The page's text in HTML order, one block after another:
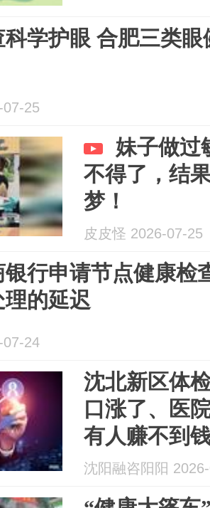
学护眼 合肥三类
07-25
妹子做过
不得了，结
梦！
皮皮怪 2026-07-25
银行申请节点健康检
的延迟
07-24
沈北新区体
口涨了、医
有人赚不到
沈阳融咨阳阳